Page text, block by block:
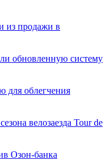
из продажи в
обновленную систему
для облегчения
велозаезда Tour de
Озон-банка